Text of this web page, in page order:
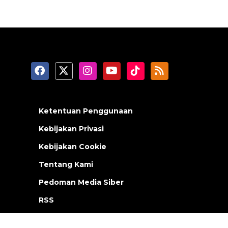
Ketentuan Penggunaan
Kebijakan Privasi
Kebijakan Cookie
Tentang Kami
Pedoman Media Siber
RSS